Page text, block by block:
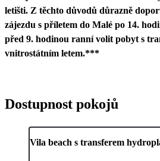
letišti. Z těchto důvodů důrazně
zájezdu s příletem do Malé po 14.
před 9. hodinou ranní volit pobyt s
vnitrostátním letem.***
Dostupnost pokojů
Vila beach s transferem